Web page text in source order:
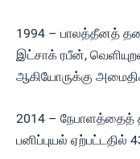
1994 – பாலத்தீனத்
இட்சாக் ரபீன்,
ஆகியோருக்கு
2014 – நேபாளத்தைத்
பனிப்புயல் ஏற்பட்டதில்